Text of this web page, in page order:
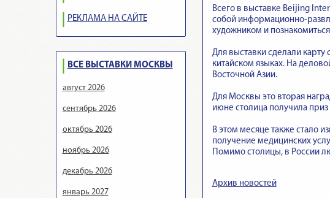
РЕКЛАМА НА САЙТЕ
ВСЕ ВЫСТАВКИ МОСКВЫ
август 2026
сентябрь 2026
октябрь 2026
ноябрь 2026
декабрь 2026
январь 2027
Всего в выставке Beijing
собой информационно-
художником и
Для выставки сделали
китайском языках. На
Восточной Азии.
Для Москвы это вторая
июне столица получила приз
В этом месяце также стало
получение медицинских
Помимо столицы, в России
Архив новостей